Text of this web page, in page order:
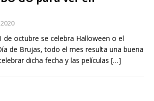
de octubre se celebra Halloween o el
de Brujas, todo el mes resulta una buena
dicha fecha y las películas […]